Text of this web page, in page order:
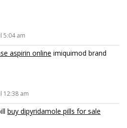
5:04 am
aspirin online imiquimod brand
12:38 am
buy dipyridamole pills for sale